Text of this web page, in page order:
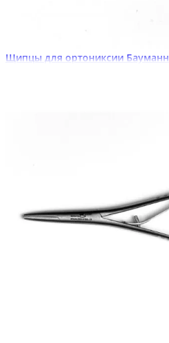
Щипцы для ортониксии Бауманн